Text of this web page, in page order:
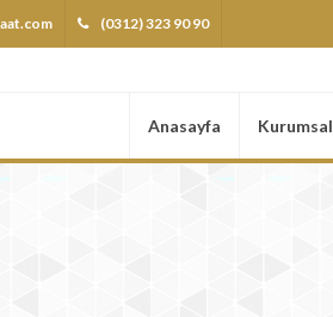
(0312) 323 90 90
Anasayfa Kurumsal